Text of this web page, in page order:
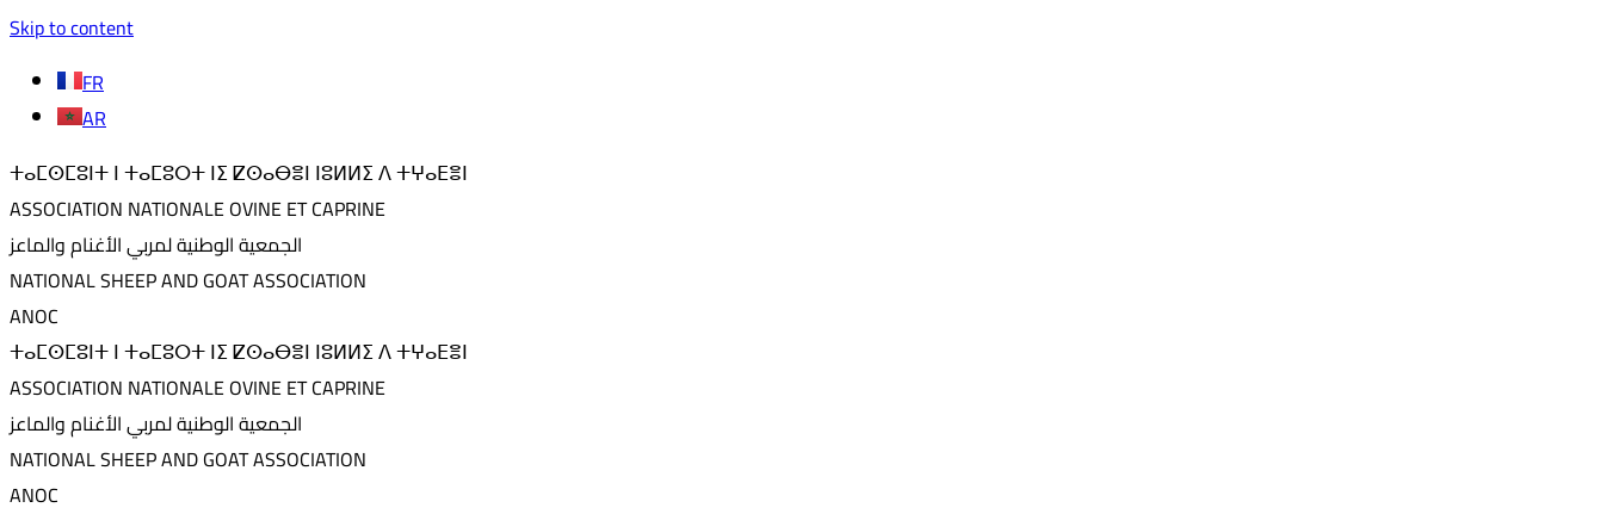
Skip to content
FR
AR
ⵜⴰⵎⵙⵎⵓⵏⵜ ⵏ ⵜⴰⵎⵓⵔⵜ ⵏⵉ ⵇⵙⴰⴱⴻⵏ ⵏⵓⵍⵍⵉ ⴷ ⵜⵖⴰⴹⴻⵏ
ASSOCIATION NATIONALE OVINE ET CAPRINE
الجمعية الوطنية لمربي الأغنام والماعز
NATIONAL SHEEP AND GOAT ASSOCIATION
ANOC
ⵜⴰⵎⵙⵎⵓⵏⵜ ⵏ ⵜⴰⵎⵓⵔⵜ ⵏⵉ ⵇⵙⴰⴱⴻⵏ ⵏⵓⵍⵍⵉ ⴷ ⵜⵖⴰⴹⴻⵏ
ASSOCIATION NATIONALE OVINE ET CAPRINE
الجمعية الوطنية لمربي الأغنام والماعز
NATIONAL SHEEP AND GOAT ASSOCIATION
ANOC